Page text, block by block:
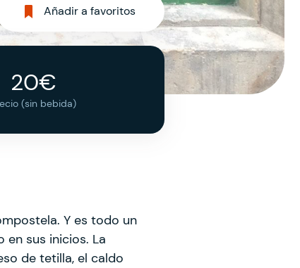
Añadir a favoritos
20€
(sin bebida)
Y es todo un
en sus inicios. La
de tetilla, el caldo